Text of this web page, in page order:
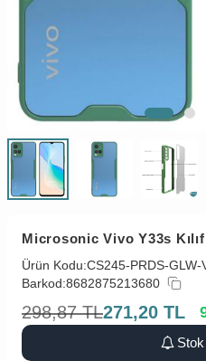
Microsonic Vivo Y33s
Ürün Kodu:CS245-PRDS-GLW-
Barkod:8682875213680
298,87 TL271,20 TL
Stok